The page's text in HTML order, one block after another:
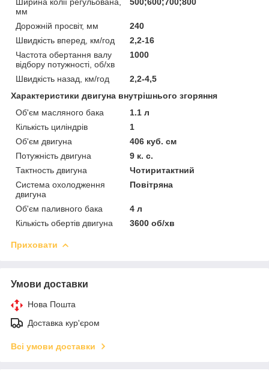
мм
Дорожній просвіт, мм
240
Швидкість вперед, км/год
2,2-16
Частота обертання валу
відбору потужності, об/хв
1000
Швидкість назад, км/год
2,2-4,5
Характеристики двигуна внутрішнього згоряння
Об'єм масляного бака
1.1 л
Кількість циліндрів
1
Об'єм двигуна
406 куб. см
Потужність двигуна
9 к. с.
Тактность двигуна
Чотиритактний
Система охолодження
двигуна
Повітряна
Об'єм паливного бака
4 л
Кількість обертів двигуна
3600 об/хв
Приховати
Умови доставки
Нова Пошта
Доставка кур'єром
Всі умови доставки